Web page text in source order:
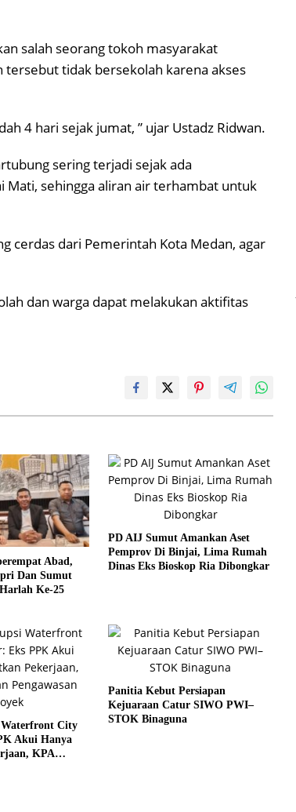
salah seorang tokoh masyarakat
tersebut tidak bersekolah karena akses
4 hari sejak jumat, ” ujar Ustadz Ridwan.
sering terjadi sejak ada
Mati, sehingga aliran air terhambat untuk
cerdas dari Pemerintah Kota Medan, agar
dan warga dapat melakukan aktifitas
Abad,
Dan Sumut
Ke-25
PD AIJ Sumut Amankan Aset
Pemprov Di Binjai, Lima Rumah
Dinas Eks Bioskop Ria Dibongkar
City
Akui Hanya
KPA
Panitia Kebut Persiapan
Kejuaraan Catur SIWO PWI–
STOK Binaguna